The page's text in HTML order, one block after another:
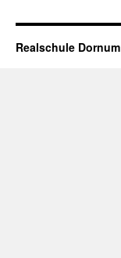
Realschule Dornum